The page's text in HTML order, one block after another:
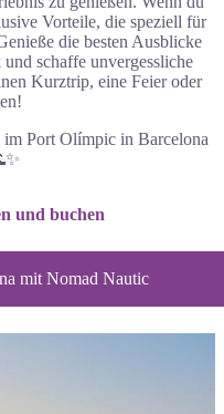
Vorteile, die speziell für
die besten Ausblicke
schaffe unvergessliche
Kurztrip, eine Feier oder
Port Olímpic in Barcelona
und buchen
mit Nomad Nautic